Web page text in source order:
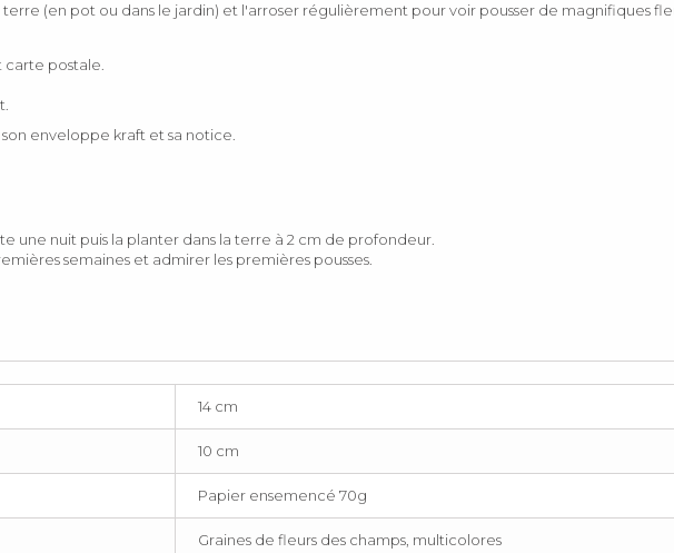
(en pot ou dans le jardin) et l'arroser régulièrement pour voir pousser de magnifiques
carte postale.
enveloppe kraft et sa notice.
une nuit puis la planter dans la terre à 2 cm de profondeur.
semaines et admirer les premières pousses.
14 cm
10 cm
Papier ensemencé 70g
Graines de fleurs des champs, multicolores